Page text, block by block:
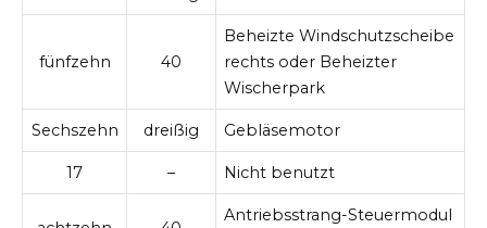
fünfzehn 40
Beheizte Windschutzscheibe
rechts oder Beheizter
Wischerpark
Sechszehn dreißig Gebläsemotor
17 – Nicht benutzt
Antriebsstrang-Steuermodul